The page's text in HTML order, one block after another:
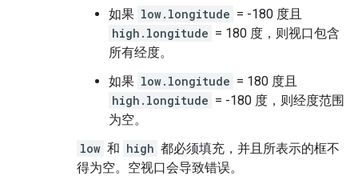
如果 low.longitude = -180 度且
high.longitude = 180 度，则视口包含
所有经度。
如果 low.longitude = 180 度且
high.longitude = -180 度，则经度范围
为空。
low 和 high 都必须填充，并且所表示的框不
得为空。空视口会导致错误。